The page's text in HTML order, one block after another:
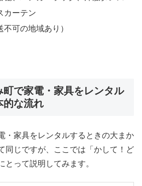
カーテン
可の地域あり）
町で家電・家具をレンタル
的な流れ
・家具をレンタルするときの大まか
同じですが、ここでは「かして！ど
とって説明してみます。